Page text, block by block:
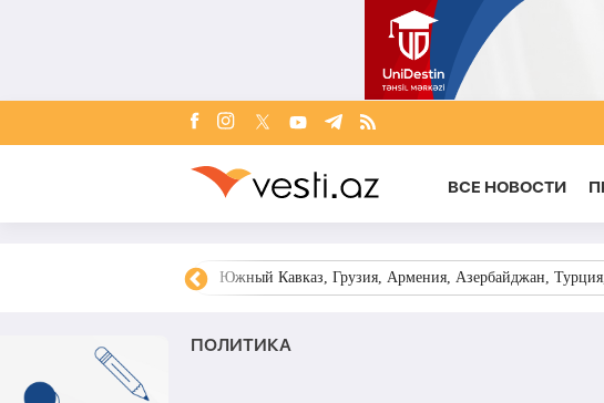
ВСЕ НОВОСТИ
Южный Кавказ, Грузия, Армения, Азербайджан,
ПОЛИТИКА